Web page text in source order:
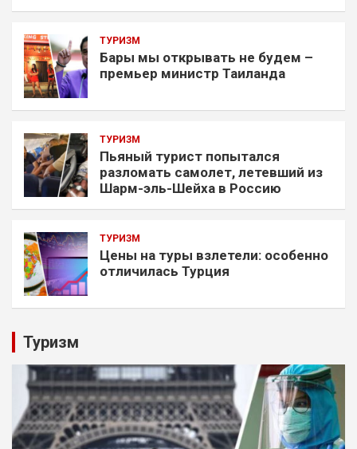
ТУРИЗМ
Бары мы открывать не будем –
премьер министр Таиланда
ТУРИЗМ
Пьяный турист попытался
разломать самолет, летевший из
Шарм-эль-Шейха в Россию
ТУРИЗМ
Цены на туры взлетели: особенно
отличилась Турция
Туризм